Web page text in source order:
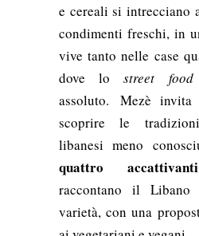
e cereali si intrecciano
condimenti freschi, in
vive tanto nelle case
dove lostreet food
assoluto. Mezè
scoprire le tradizioni
libanesi meno
quattro
raccontano il
varietà, con una